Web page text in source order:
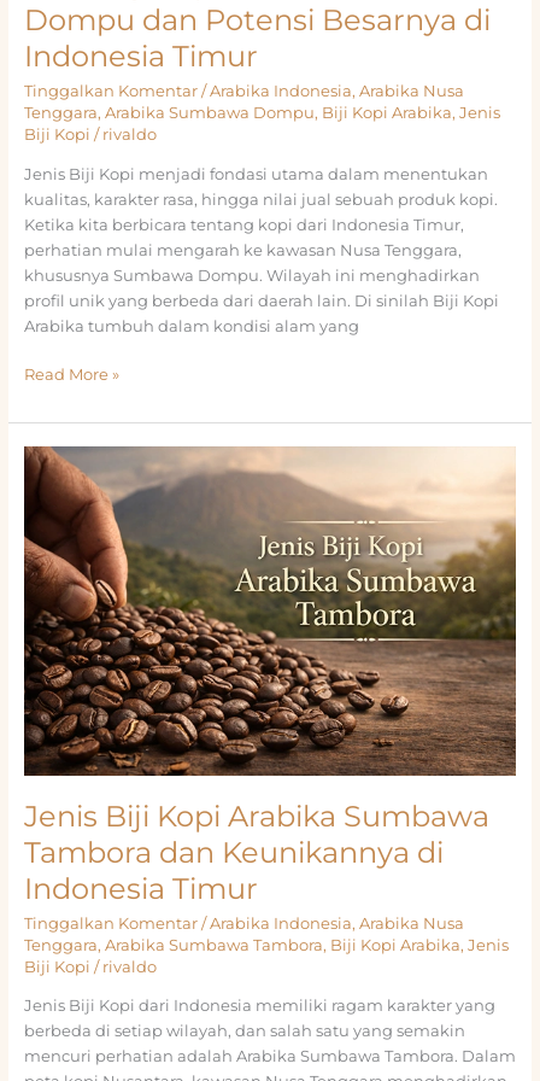
Dompu dan Potensi Besarnya di
Indonesia Timur
Tinggalkan Komentar /Arabika Indonesia, Arabika Nusa
Tenggara, Arabika Sumbawa Dompu, Biji Kopi Arabika, Jenis
Biji Kopi / rivaldo
Jenis Biji Kopi menjadi fondasi utama dalam menentukan
kualitas, karakter rasa, hingga nilai jual sebuah produk kopi.
Ketika kita berbicara tentang kopi dari Indonesia Timur,
perhatian mulai mengarah ke kawasan Nusa Tenggara,
khususnya Sumbawa Dompu. Wilayah ini menghadirkan
profil unik yang berbeda dari daerah lain. Di sinilah Biji Kopi
Arabika tumbuh dalam kondisi alam yang
Jenis
Kopi
Arabika
Sumbawa
Dompu
dan
Potensi
Besarnya
Indonesia
Timur
Read More »
Jenis Biji Kopi Arabika Sumbawa
Tambora dan Keunikannya di
Indonesia Timur
Tinggalkan Komentar /Arabika Indonesia, Arabika Nusa
Tenggara, Arabika Sumbawa Tambora, Biji Kopi Arabika, Jenis
Biji Kopi / rivaldo
Jenis Biji Kopi dari Indonesia memiliki ragam karakter yang
berbeda di setiap wilayah, dan salah satu yang semakin
mencuri perhatian adalah Arabika Sumbawa Tambora. Dalam